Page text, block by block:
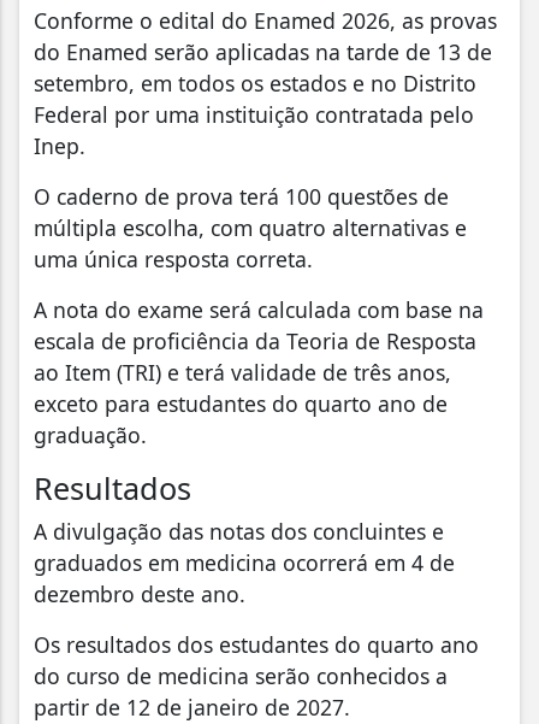
Conforme o edital do Enamed 2026, as provas
do Enamed serão aplicadas na tarde de 13 de
setembro, em todos os estados e no Distrito
Federal por uma instituição contratada pelo
Inep.
O caderno de prova terá 100 questões de
múltipla escolha, com quatro alternativas e
uma única resposta correta.
A nota do exame será calculada com base na
escala de proficiência da Teoria de Resposta
ao Item (TRI) e terá validade de três anos,
exceto para estudantes do quarto ano de
graduação.
Resultados
A divulgação das notas dos concluintes e
graduados em medicina ocorrerá em 4 de
dezembro deste ano.
Os resultados dos estudantes do quarto ano
do curso de medicina serão conhecidos a
partir de 12 de janeiro de 2027.